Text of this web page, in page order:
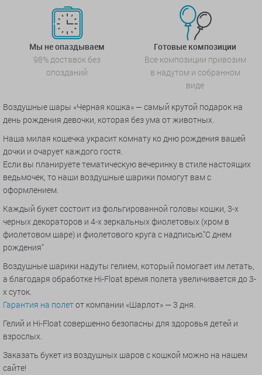
Мы не опаздываем
98% доставок без
опозданий
Готовые композиции
Все композиции привозим
в надутом и собранном
виде
Воздушные шары «Черная кошка» — самый крутой подарок на
день рождения девочки, которая без ума от животных.
Наша милая кошечка украсит комнату ко дню рождения вашей
дочки и очарует каждого гостя.
Если вы планируете тематическую вечеринку в стиле настоящих
ведьмочек, то наши воздушные шарики помогут вам с
оформлением.
Каждый букет состоит из фольгированной головы кошки, 3-х
черных декораторов и 4-х зеркальных фиолетовых (хром в
фиолетовом шаре) и фиолетового круга с надписью."С днем
рождения"
Воздушные шарики надуты гелием, который помогает им летать,
а благодаря обработке Hi-Float время полета увеличивается до 3-
х суток.
Гарантия на полетот компании «Шарлот» — 3 дня.
Гелий и Hi-Float совершенно безопасны для здоровья детей и
взрослых.
Заказать букет из воздушных шаров с кошкой можно на нашем
сайте!